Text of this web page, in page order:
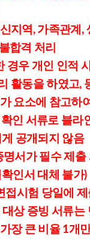
지역, 가족관계,
합격 처리
우 개인 인적
활동을 하였고,
요소에 참고하
인 서류로 블라
공개되지 않음
서가 필수 제출
인서 대체 불가)
시험 당일에 제
상 증빙 서류
장 큰 비율 1개